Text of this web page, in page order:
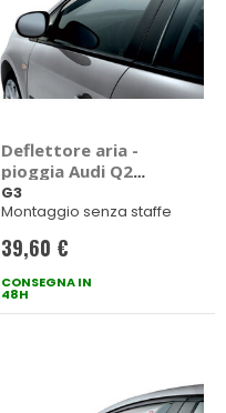
Deflettore aria -
pioggia Audi Q2
2016> - G3 Audi Q2
2016 > 5 porte
G3
Montaggio senza staffe
39,60 €
CONSEGNA IN
48H